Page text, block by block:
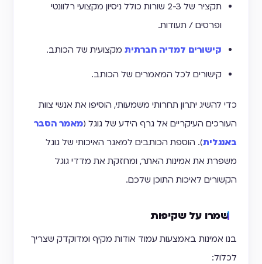
תקציר של 2-3 שורות כולל ניסיון מקצועי רלוונטי
ופרסים / תעודות.
קישורים למדיה חברתית מקצועית של הכותב.
קישורים לכל המאמרים של הכותב.
כדי להשיג יתרון תחרותי משמעותי, הוסיפו את אנשי צוות
העורכים העיקריים אל גרף הידע של גוגל (מאמר הסבר
באנגלית). הוספת הכותבים למאגר האיכותי של גוגל
משפרת את אמינות האתר, ומחזקת את מדדי גוגל
הקשורים לאיכות התוכן שלכם.
שמרו על שקיפות
בנו אמינות באמצעות עמוד אודות מקיף ומדוקדק שצריך
לכלול: